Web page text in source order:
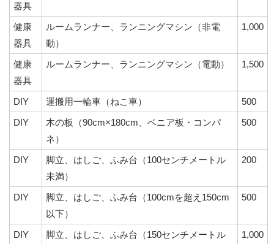
器具
健康
器具
ルームランナー、ランニングマシン（非電
動）
1,000
健康
器具
ルームランナー、ランニングマシン（電動） 1,500
DIY 運搬用一輪車（ねこ車）
500
DIY
木の板（90cm×180cm、ベニア板・コンパ
ネ）
500
DIY
脚立、はしご、ふみ台（100センチメートル
未満）
200
DIY
脚立、はしご、ふみ台（100cmを超え150cm
以下）
500
DIY
脚立、はしご、ふみ台（150センチメートル
1,000